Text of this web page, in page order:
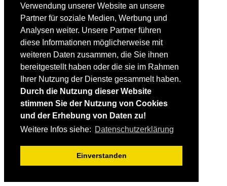
Verwendung unserer Website an unsere
Partner für soziale Medien, Werbung und
Analysen weiter. Unsere Partner führen
diese Informationen möglicherweise mit
weiteren Daten zusammen, die Sie ihnen
bereitgestellt haben oder die sie im Rahmen
Ihrer Nutzung der Dienste gesammelt haben.
Durch die Nutzung dieser Website
stimmen Sie der Nutzung von Cookies
und der Erhebung von Daten zu!
Weitere Infos siehe: Datenschutzerklärung
Einverstanden
SKI
SKITEST
Ski-FAQ
Tipps Ski-Kauf
Ski-Typen
Skishops
EQUIPMENT
Skibekleidung
Skischuhe
Bootfitting
Skihelme
Skiservice selbst
Impressum / Datenschutz
Mediadaten